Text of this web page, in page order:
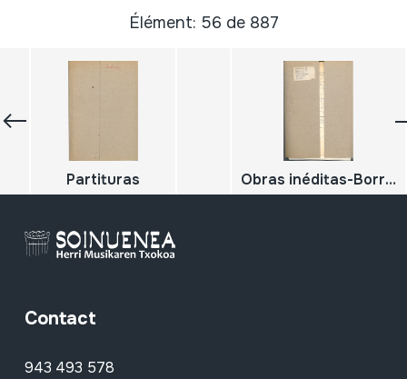
Élément: 56 de 887
Partituras Obras inéditas-Borrador de comunicantes. Txalapartaris, Toberajotzalles. Bibliografía. Indice
Contact
943 493 578